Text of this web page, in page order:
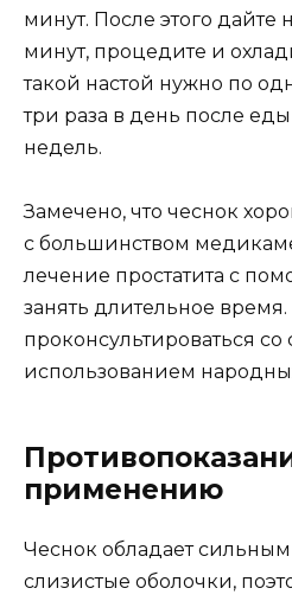
минут. После этого дайте
минут, процедите и
такой настой нужно по
три раза в день после
недель.
Замечено, что чеснок
с большинством
лечение простатита с
занять длительное
проконсультироваться
использованием
применению
Чеснок обладает
слизистые оболочки,